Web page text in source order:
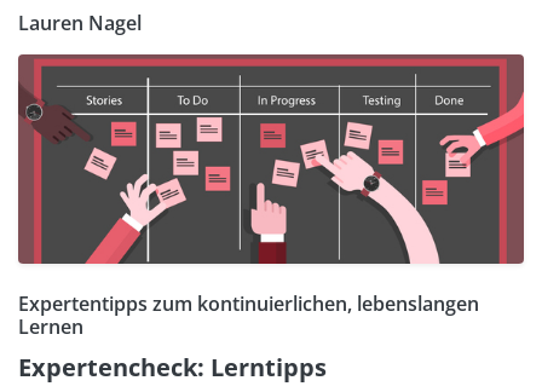
Lauren Nagel
Expertentipps zum kontinuierlichen, lebenslangen
Lernen
Expertencheck: Lerntipps